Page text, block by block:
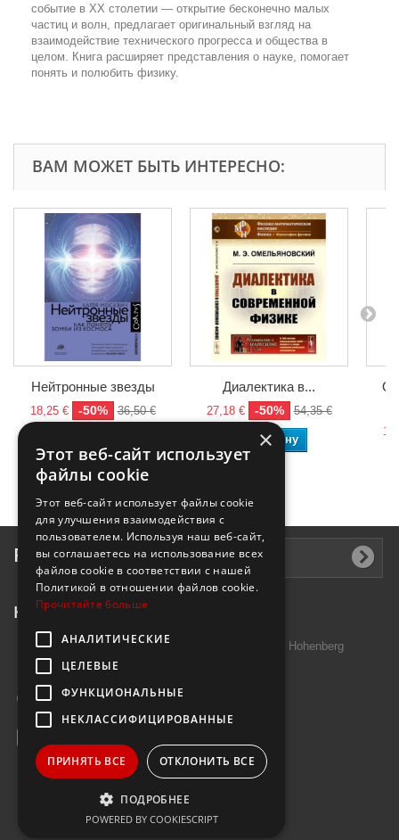
событие в XX столетии — открытие бесконечно малых
частиц и волн, предлагает оригинальный взгляд на
взаимодействие технического прогресса и общества в
целом. Книга расширяет представления о науке, помогает
понять и полюбить физику.
ВАМ МОЖЕТ БЫТЬ ИНТЕРЕСНО:
Нейтронные звезды
18,25 € -50% 36,50 €
Диалектика в...
27,18 € -50% 54,35 €
В корзину
Рассылка
Контактная информация
Introtek GmbH, Hutschenreuther Str. 13 95691 Hohenberg
Deutschland
Звоните нам:
×
Этот веб-сайт использует
файлы cookie
Этот веб-сайт использует файлы cookie
для улучшения взаимодействия с
пользователем. Используя наш веб-сайт,
вы соглашаетесь на использование всех
файлов cookie в соответствии с нашей
Политикой в ​​отношении файлов cookie.
Прочитайте больше
АНАЛИТИЧЕСКИЕ
ЦЕЛЕВЫЕ
ФУНКЦИОНАЛЬНЫЕ
НЕКЛАССИФИЦИРОВАННЫЕ
ПРИНЯТЬ ВСЕ ОТКЛОНИТЬ ВСЕ
ПОДРОБНЕЕ
POWERED BY COOKIESCRIPT